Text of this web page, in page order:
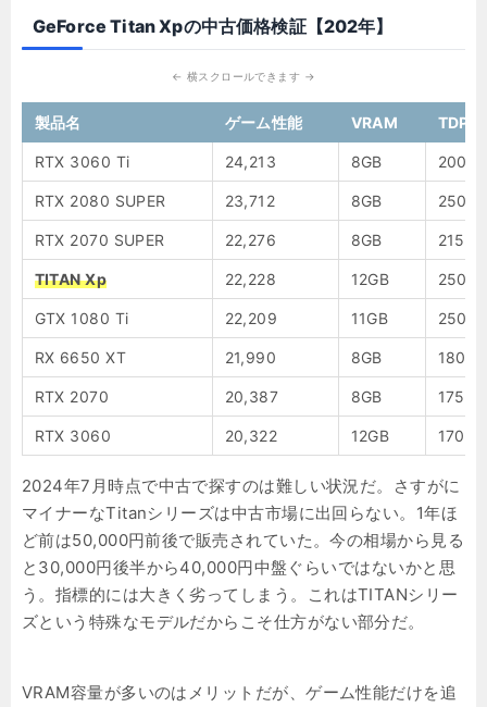
GeForce Titan Xpの中古価格検証【202年】
製品名 ゲーム性能 VRAM TDP
RTX 3060 Ti 24,213 8GB 200W
RTX 2080 SUPER 23,712 8GB 250W
RTX 2070 SUPER 22,276 8GB 215W
TITAN Xp 22,228 12GB 250W
GTX 1080 Ti 22,209 11GB 250W
RX 6650 XT 21,990 8GB 180W
RTX 2070 20,387 8GB 175W
RTX 3060 20,322 12GB 170W
2024年7月時点で中古で探すのは難しい状況だ。さすがに
マイナーなTitanシリーズは中古市場に出回らない。1年ほ
ど前は50,000円前後で販売されていた。今の相場から見る
と30,000円後半から40,000円中盤ぐらいではないかと思
う。指標的には大きく劣ってしまう。これはTITANシリー
ズという特殊なモデルだからこそ仕方がない部分だ。
VRAM容量が多いのはメリットだが、ゲーム性能だけを追